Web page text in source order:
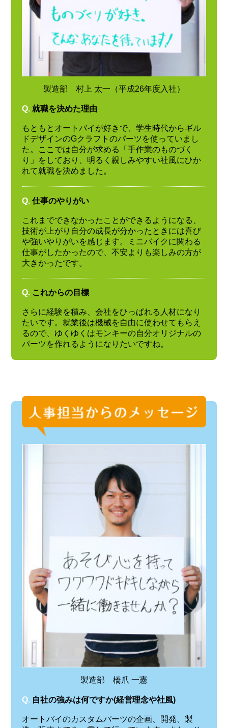
製造部 村上 太一（平成26年度入社）
Q. 就職を決めた理由
もともとオートバイが好きで、学生時代からギル
ドデザインのGクラフトのパーツを使っていまし
た。ここでは自分が求める「手作業のものづく
り」をしており、明るく親しみやすい社風にひか
れて就職を決めました。
Q. 仕事のやりがい
これまでできなかったことができるようになる、
技術が上がり自分の成長が分かったときには喜び
や強いやりがいを感じます。ミニバイクに関わる
仕事がしたかったので、不安よりも楽しみの方が
大きかったです。
Q. これからの目標
さらに経験を積み、会社をひっぱれる人材になり
たいです。就業後は機械を自由に使わせてもらえ
るので、ゆくゆくはモンキーの自分オリジナルの
パーツを作れるようになりたいですね。
製造部 橋爪 一憲
Q. 自社の強みは何ですか(経営理念や社風)
オートバイのカスタムパーツの企画、開発、製